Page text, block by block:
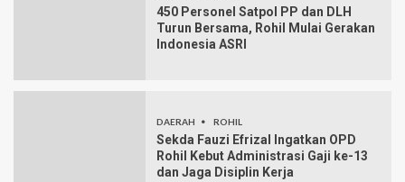
450 Personel Satpol PP dan DLH
Turun Bersama, Rohil Mulai Gerakan
Indonesia ASRI
DAERAH ROHIL
Sekda Fauzi Efrizal Ingatkan OPD
Rohil Kebut Administrasi Gaji ke-13
dan Jaga Disiplin Kerja